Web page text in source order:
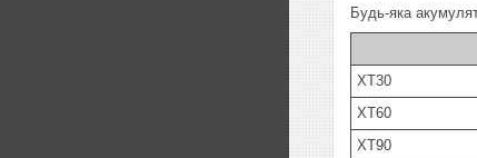
Будь-яка
XT30
XT60
XT90